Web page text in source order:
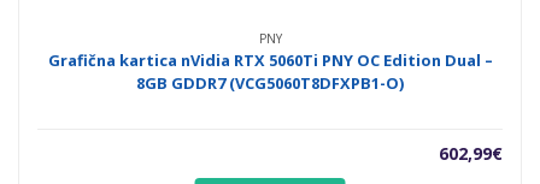
PNY
Grafična kartica nVidia RTX 5060Ti PNY OC Edition Dual –
8GB GDDR7 (VCG5060T8DFXPB1-O)
602,99€